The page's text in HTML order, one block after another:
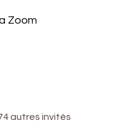
Zoom
autres invités